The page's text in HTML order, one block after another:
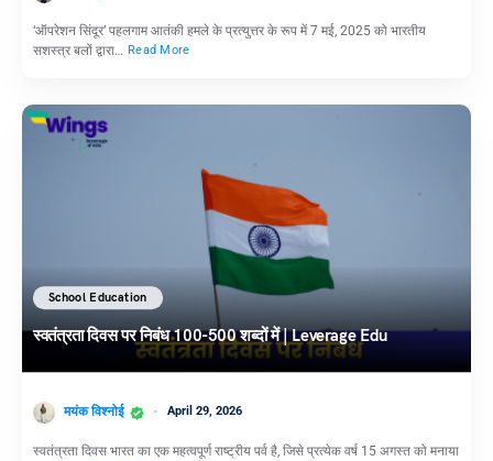
‘ऑपरेशन सिंदूर’ पहलगाम आतंकी हमले के प्रत्युत्तर के रूप में 7 मई, 2025 को भारतीय
सशस्त्र बलों द्वारा… Read More
School Education
स्वतंत्रता दिवस पर निबंध 100-500 शब्दों में | Leverage Edu
मयंक विश्नोई April 29, 2026
स्वतंत्रता दिवस भारत का एक महत्वपूर्ण राष्ट्रीय पर्व है, जिसे प्रत्येक वर्ष 15 अगस्त को मनाया